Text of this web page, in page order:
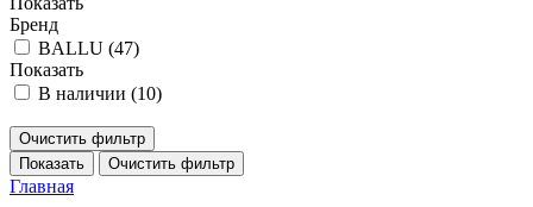
Бренд
BALLU (47)
Показать
В наличии (10)
Очистить фильтр
Показать
Очистить фильтр
Главная